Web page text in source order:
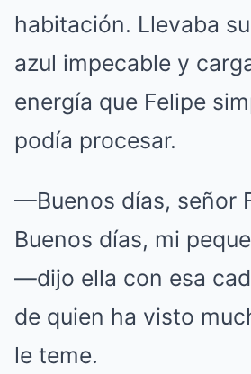
habitación. Llevaba
azul impecable y
energía que Felipe
podía procesar.
—Buenos días, señor
Buenos días, mi
—dijo ella con esa
de quien ha visto
le teme.